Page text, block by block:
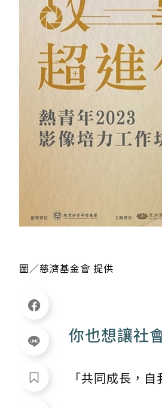
圖／慈濟基金會 提供
你也想讓社
「共同成長，